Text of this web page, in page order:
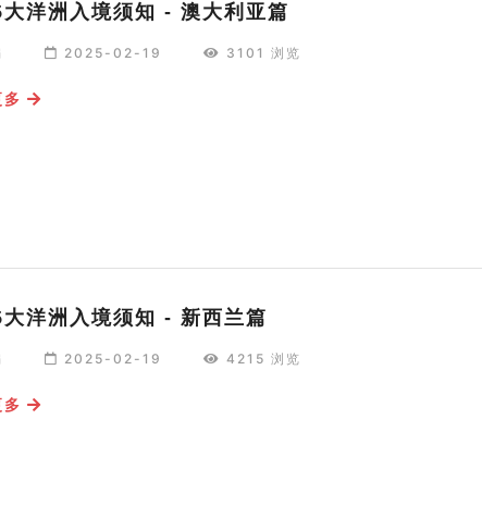
洋洲入境须知 - 澳大利亚篇
2025-02-19 3101 浏览
洋洲入境须知 - 新西兰篇
2025-02-19 4215 浏览